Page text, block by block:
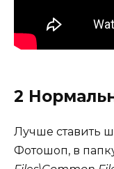
2
Лучше ставить
Фотошоп, в